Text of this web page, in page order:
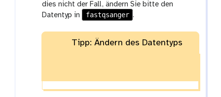
dies nicht der Fall, ändern Sie bitte den
Datentyp in
fastqsanger .
Tipp: Ändern des Datentyps